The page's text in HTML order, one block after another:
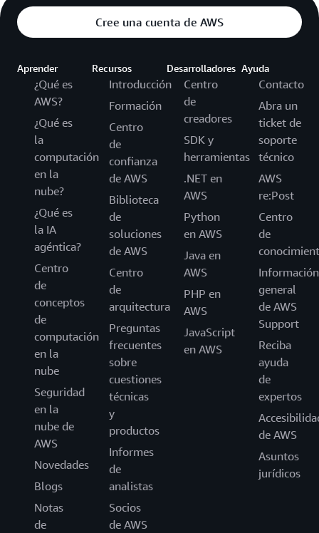
Cree una cuenta de AWS
Aprender
¿Qué es
AWS?
¿Qué es
la
computación
en la
nube?
¿Qué es
la IA
agéntica?
Centro
de
conceptos
de
computación
en la
nube
Seguridad
en la
nube de
AWS
Novedades
Blogs
Notas
de
Recursos
Introducción
Formación
Centro
de
confianza
de AWS
Biblioteca
de
soluciones
de AWS
Centro
de
arquitectura
Preguntas
frecuentes
sobre
cuestiones
técnicas
y
productos
Informes
de
analistas
Socios
de AWS
Desarrolladores
Centro
de
creadores
SDK y
herramientas
.NET en
AWS
Python
en AWS
Java en
AWS
PHP en
AWS
JavaScript
en AWS
Ayuda
Contacto
Abra un
ticket de
soporte
técnico
AWS
re:Post
Centro
de
Información
general
de AWS
Support
Reciba
ayuda
de
expertos
de AWS
Asuntos
jurídicos